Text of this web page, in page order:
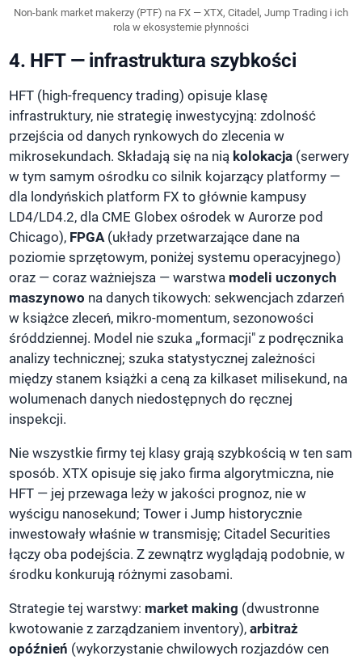
Non-bank market makerzy (PTF) na FX — XTX, Citadel, Jump Trading i ich
rola w ekosystemie płynności
4. HFT — infrastruktura szybkości
HFT (high-frequency trading) opisuje klasę
infrastruktury, nie strategię inwestycyjną: zdolność
przejścia od danych rynkowych do zlecenia w
mikrosekundach. Składają się na nią kolokacja (serwery
w tym samym ośrodku co silnik kojarzący platformy —
dla londyńskich platform FX to głównie kampusy
LD4/LD4.2, dla CME Globex ośrodek w Aurorze pod
Chicago), FPGA(układy przetwarzające dane na
poziomie sprzętowym, poniżej systemu operacyjnego)
oraz — coraz ważniejsza — warstwa modeli uczonych
maszynowo na danych tikowych: sekwencjach zdarzeń
w książce zleceń, mikro-momentum, sezonowości
śróddziennej. Model nie szuka „formacji" z podręcznika
analizy technicznej; szuka statystycznej zależności
między stanem książki a ceną za kilkaset milisekund, na
wolumenach danych niedostępnych do ręcznej
inspekcji.
Nie wszystkie firmy tej klasy grają szybkością w ten sam
sposób. XTX opisuje się jako firma algorytmiczna, nie
HFT — jej przewaga leży w jakości prognoz, nie w
wyścigu nanosekund; Tower i Jump historycznie
inwestowały właśnie w transmisję; Citadel Securities
łączy oba podejścia. Z zewnątrz wyglądają podobnie, w
środku konkurują różnymi zasobami.
Strategie tej warstwy: market making (dwustronne
kwotowanie z zarządzaniem inventory),arbitraż
opóźnień (wykorzystanie chwilowych rozjazdów cen